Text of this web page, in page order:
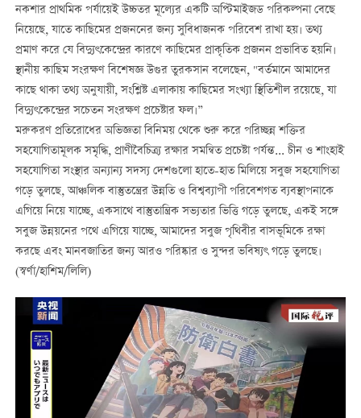
নকশার প্রাথমিক পর্যায়েই উচ্চতর মূল্যের একটি অপ্টিমাইজড পরিকল্পনা বেছে
নিয়েছে, যাতে কাছিমের প্রজননের জন্য সুবিধাজনক পরিবেশ রাখা হয়। তথ্য
প্রমাণ করে যে বিদ্যুৎকেন্দ্রের কারণে কাছিমের প্রাকৃতিক প্রজনন প্রভাবিত হয়নি।
স্থানীয় কাছিম সংরক্ষণ বিশেষজ্ঞ উগুর তুরকসান বলেছেন, "বর্তমানে আমাদের
কাছে থাকা তথ্য অনুযায়ী, সংশ্লিষ্ট এলাকায় কাছিমের সংখ্যা স্থিতিশীল রয়েছে, যা
বিদ্যুৎকেন্দ্রের সচেতন সংরক্ষণ প্রচেষ্টার ফল।”
মরুকরণ প্রতিরোধের অভিজ্ঞতা বিনিময় থেকে শুরু করে পরিচ্ছন্ন শক্তির
সহযোগিতামূলক সমৃদ্ধি, প্রাণীবৈচিত্র্য রক্ষার সমন্বিত প্রচেষ্টা পর্যন্ত... চীন ও শাংহাই
সহযোগিতা সংস্থার অন্যান্য সদস্য দেশগুলো হাতে-হাত মিলিয়ে সবুজ সহযোগিতা
গড়ে তুলছে, আঞ্চলিক বাস্তুতন্ত্রের উন্নতি ও বিশ্বব্যাপী পরিবেশগত ব্যবস্থাপনাকে
এগিয়ে নিয়ে যাচ্ছে, একসাথে বাস্তুতান্ত্রিক সভ্যতার ভিত্তি গড়ে তুলছে, একই সঙ্গে
সবুজ উন্নয়নের পথে এগিয়ে যাচ্ছে, আমাদের সবুজ পৃথিবীর বাসভূমিকে রক্ষা
করছে এবং মানবজাতির জন্য আরও পরিষ্কার ও সুন্দর ভবিষ্যৎ গড়ে তুলছে।
(স্বর্ণা/হাশিম/লিলি)